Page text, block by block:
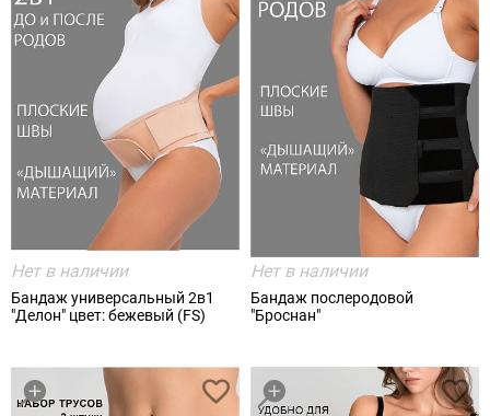
Нет в наличии
Бандаж универсальный 2в1
"Делон" цвет: бежевый (FS)
Нет в наличии
Бандаж послеродовой
"Броснан"